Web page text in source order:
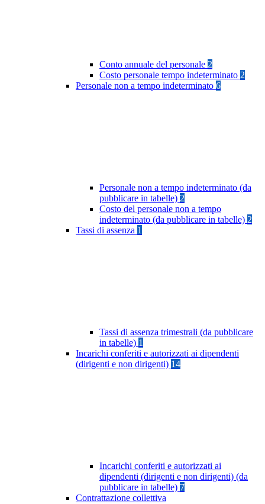
Conto annuale del personale 2
Costo personale tempo indeterminato 2
Personale non a tempo indeterminato 6
Personale non a tempo indeterminato (da
pubblicare in tabelle) 2
Costo del personale non a tempo
indeterminato (da pubblicare in tabelle) 2
Tassi di assenza 1
Tassi di assenza trimestrali (da pubblicare
in tabelle) 1
Incarichi conferiti e autorizzati ai dipendenti
(dirigenti e non dirigenti) 14
Incarichi conferiti e autorizzati ai
dipendenti (dirigenti e non dirigenti) (da
pubblicare in tabelle) 7
Contrattazione collettiva